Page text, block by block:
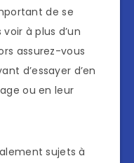
de se
à plus d’un
assurez-vous
d’essayer d’en
ou en leur
sujets à